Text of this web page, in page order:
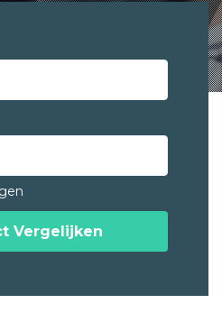
Vergelijken